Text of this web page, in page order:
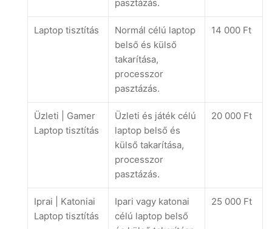
pasztázás.
Laptop tisztítás
Normál célú laptop
belső és külső
takarítása,
processzor
pasztázás.
14 000 Ft
Üzleti | Gamer
Laptop tisztítás
Üzleti és játék célú
laptop belső és
külső takarítása,
processzor
pasztázás.
20 000 Ft
Iprai | Katoniai
Laptop tisztítás
Ipari vagy katonai
célú laptop belső
25 000 Ft